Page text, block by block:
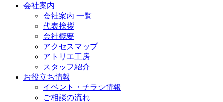
会社案内
会社案内 一覧
代表挨拶
会社概要
アクセスマップ
アトリエ工房
スタッフ紹介
お役立ち情報
イベント・チラシ情報
ご相談の流れ